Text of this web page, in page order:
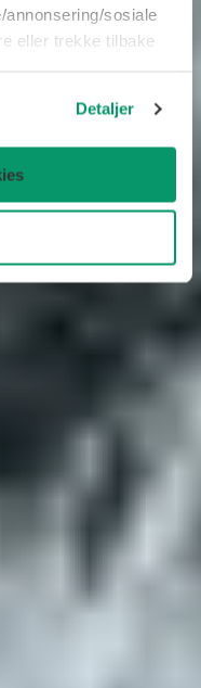
sosiale
eller trekke tilbake
Detaljer